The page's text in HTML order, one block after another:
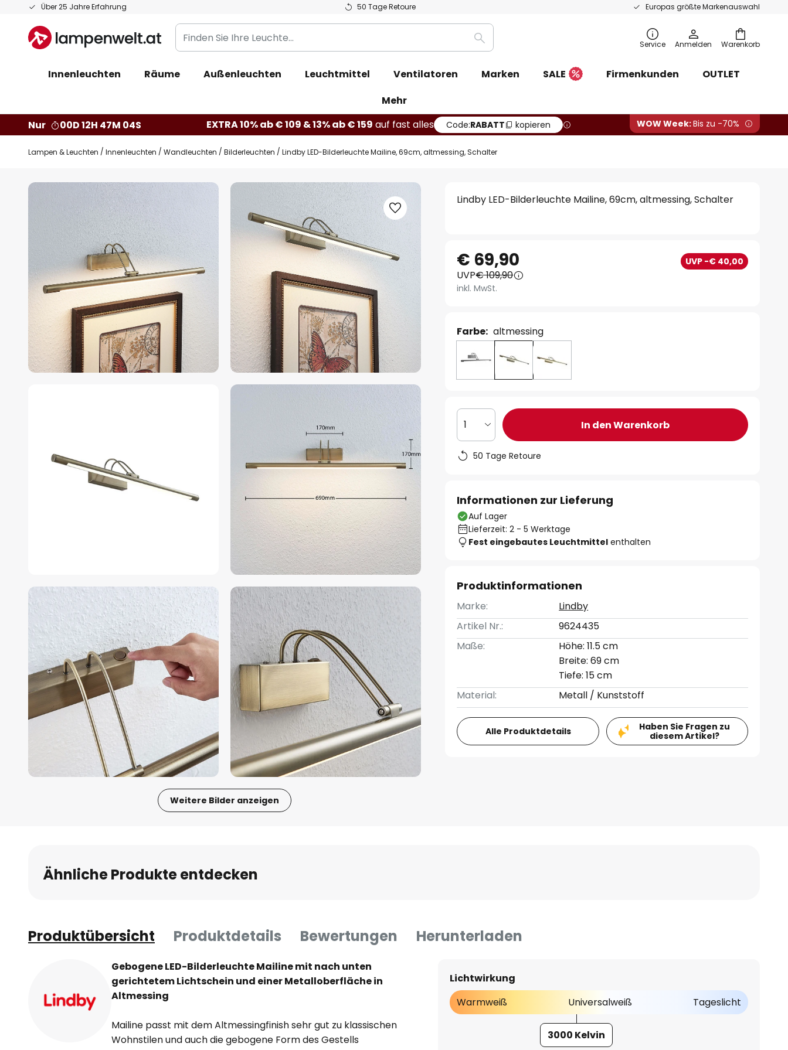
Über 25 Jahre Erfahrung 50 Tage Retoure Europas größte Markenauswahl
Zum
springen
Warenkorb
Finden
Sie
Leuchte...
Suche Service Anmelden
Innenleuchten Räume Außenleuchten Leuchtmittel Ventilatoren Marken SALE Firmenkunden
OUTLET
Mehr
Nur
00D 12H 47M 03S EXTRA 10% ab € 109 & 13% ab € 159 auf fast alles Code:RABATT kopieren WOW Week:Bis zu -70%
Lampen & Leuchten Innenleuchten Wandleuchten Bilderleuchten Lindby LED-Bilderleuchte Mailine, 69cm, altmessing, Schalter
Zum
Ende
der
Bildgalerie
Weitere Bilder anzeigen
Bildgalerie
springen
Lindby LED-Bilderleuchte Mailine, 69cm, altmessing, Schalter
€ 69,90 UVP -€ 40,00
UVP€ 109,90
inkl. MwSt.
Farbe: altmessing
1 In den Warenkorb
50 Tage Retoure
Informationen zur Lieferung
Auf Lager
Lieferzeit: 2 - 5 Werktage
Fest eingebautes Leuchtmittel enthalten
Produktinformationen
Marke:
Lindby
Artikel Nr.:
9624435
Maße:
Höhe: 11.5 cm
Breite: 69 cm
Tiefe: 15 cm
Material:
Metall / Kunststoff
Alle Produktdetails
Haben Sie Fragen zu
diesem Artikel?
Ähnliche Produkte entdecken
Produktübersicht Produktdetails Bewertungen Herunterladen
Gebogene LED-Bilderleuchte Mailine mit nach unten
gerichtetem Lichtschein und einer Metalloberfläche in
Altmessing
Mailine passt mit dem Altmessingfinish sehr gut zu klassischen
Wohnstilen und auch die gebogene Form des Gestells
Lichtwirkung
Warmweiß
Universalweiß Tageslicht
3000 Kelvin